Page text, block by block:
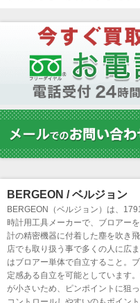
BERGEON / ベルジョン
BERGEON（ベルジョン）は、
時計用工具メーカーで、ブロアー
計の精密機器に付着した塵を吹き
店でも取り扱う事で多くの人に広
はブロアー単体で自立すること。
定感ある自立を可能としています
が小さいため、ピンポイントに狙